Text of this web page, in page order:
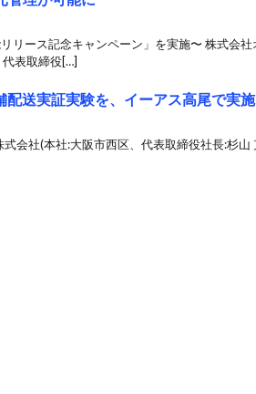
リース記念キャンペーン」を実施〜 株式会
表取締役[…]
送実証実験を、イーアス高尾で実施
会社(本社:大阪市西区、代表取締役社長:杉山